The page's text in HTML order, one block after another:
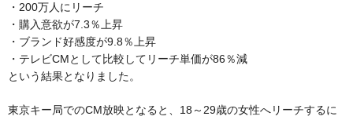
・200万人にリーチ
・購入意欲が7.3％上昇
・ブランド好感度が9.8％上昇
・テレビCMとして比較してリーチ単価が86％減
という結果となりました。
東京キー局でのCM放映となると、18～29歳の女性へリーチするに